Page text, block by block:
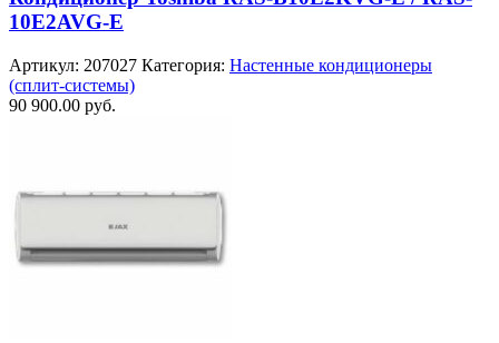
10E2AVG-E
Артикул: 207027 Категория: Настенные кондиционеры
(сплит-системы)
90 900.00 руб.